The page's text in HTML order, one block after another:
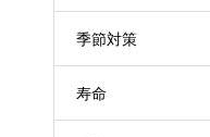
季節対策
寿命